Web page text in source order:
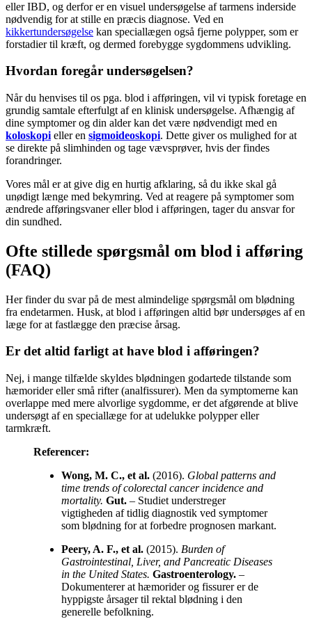
eller IBD, og derfor er en visuel undersøgelse af tarmens inderside
nødvendig for at stille en præcis diagnose. Ved en
kikkertundersøgelse kan speciallægen også fjerne polypper, som er
forstadier til kræft, og dermed forebygge sygdommens udvikling.
Hvordan foregår undersøgelsen?
Når du henvises til os pga. blod i afføringen, vil vi typisk foretage en
grundig samtale efterfulgt af en klinisk undersøgelse. Afhængig af
dine symptomer og din alder kan det være nødvendigt med en
koloskopi eller en sigmoideoskopi. Dette giver os mulighed for at
se direkte på slimhinden og tage vævsprøver, hvis der findes
forandringer.
Vores mål er at give dig en hurtig afklaring, så du ikke skal gå
unødigt længe med bekymring. Ved at reagere på symptomer som
ændrede afføringsvaner eller blod i afføringen, tager du ansvar for
din sundhed.
Ofte stillede spørgsmål om blod i afføring
(FAQ)
Her finder du svar på de mest almindelige spørgsmål om blødning
fra endetarmen. Husk, at blod i afføringen altid bør undersøges af en
læge for at fastlægge den præcise årsag.
Er det altid farligt at have blod i afføringen?
Nej, i mange tilfælde skyldes blødningen godartede tilstande som
hæmorider eller små rifter (analfissurer). Men da symptomerne kan
overlappe med mere alvorlige sygdomme, er det afgørende at blive
undersøgt af en speciallæge for at udelukke polypper eller
tarmkræft.
Referencer:
Wong, M. C., et al. (2016). Global patterns and
time trends of colorectal cancer incidence and
mortality. Gut. – Studiet understreger
vigtigheden af tidlig diagnostik ved symptomer
som blødning for at forbedre prognosen markant.
Peery, A. F., et al. (2015). Burden of
Gastrointestinal, Liver, and Pancreatic Diseases
in the United States. Gastroenterology. –
Dokumenterer at hæmorider og fissurer er de
hyppigste årsager til rektal blødning i den
generelle befolkning.